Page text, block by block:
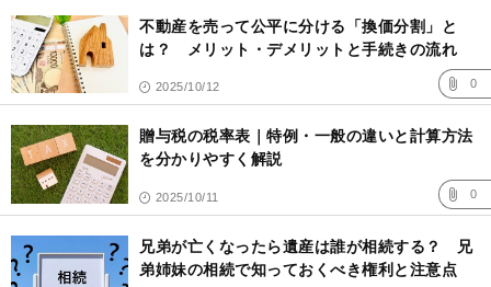
不動産を売って公平に分ける「換価分割」と
は？ メリット・デメリットと手続きの流れ
2025/10/12 0
贈与税の税率表｜特例・一般の違いと計算方法
を分かりやすく解説
2025/10/11 0
兄弟が亡くなったら遺産は誰が相続する？ 兄
弟姉妹の相続で知っておくべき権利と注意点